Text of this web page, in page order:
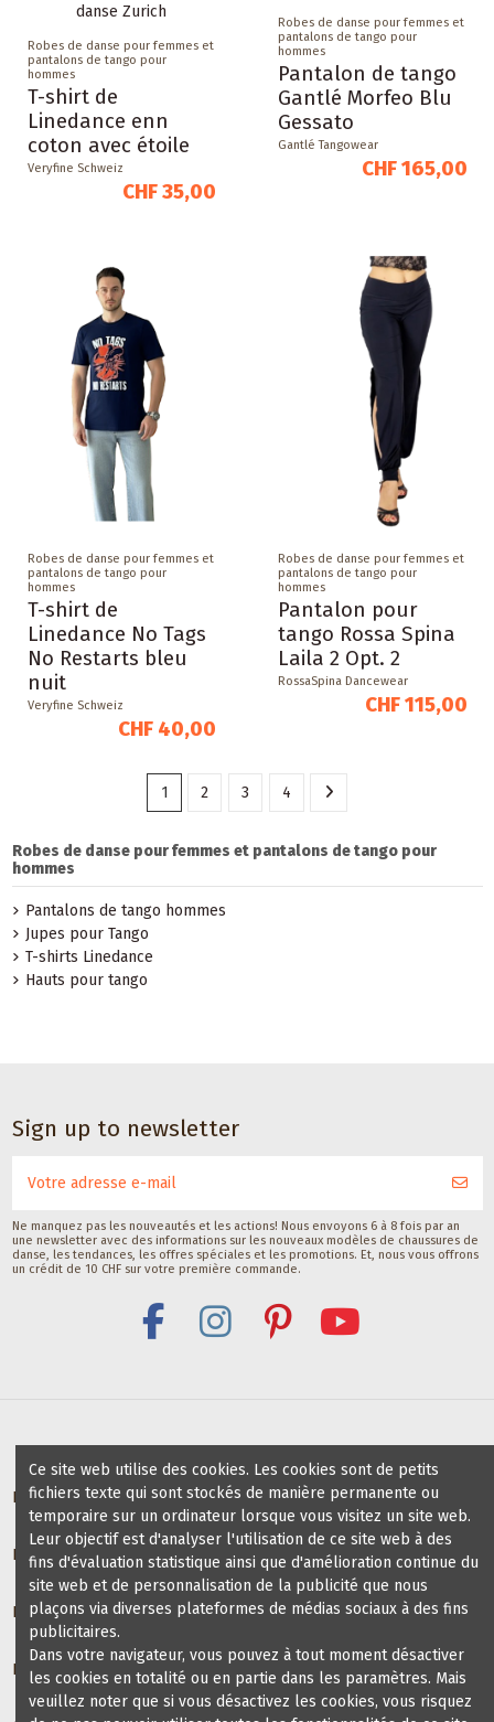
Robes de danse pour femmes et
pantalons de tango pour
hommes
T-shirt de
Linedance enn
coton avec étoile
Veryfine Schweiz
CHF 35,00
Robes de danse pour femmes et
pantalons de tango pour
hommes
Pantalon de tango
Gantlé Morfeo Blu
Gessato
Gantlé Tangowear
CHF 165,00
Robes de danse pour femmes et
pantalons de tango pour
hommes
T-shirt de
Linedance No Tags
No Restarts bleu
nuit
Veryfine Schweiz
CHF 40,00
Robes de danse pour femmes et
pantalons de tango pour
hommes
Pantalon pour
tango Rossa Spina
Laila 2 Opt. 2
RossaSpina Dancewear
CHF 115,00
1 2 3 4
Robes de danse pour femmes et pantalons de tango pour
hommes
Pantalons de tango hommes
Jupes pour Tango
T-shirts Linedance
Hauts pour tango
Sign up to newsletter
Ne manquez pas les nouveautés et les actions! Nous envoyons 6 à 8 fois par an
une newsletter avec des informations sur les nouveaux modèles de chaussures de
danse, les tendances, les offres spéciales et les promotions. Et, nous vous offrons
un crédit de 10 CHF sur votre première commande.
Bénéfices pour profs / groups de danse
Écoles de danse partenaires
Informations
Blog chaussures de danse
Ce site web utilise des cookies. Les cookies sont de petits
fichiers texte qui sont stockés de manière permanente ou
temporaire sur un ordinateur lorsque vous visitez un site web.
Leur objectif est d'analyser l'utilisation de ce site web à des
fins d'évaluation statistique ainsi que d'amélioration continue du
site web et de personnalisation de la publicité que nous
plaçons via diverses plateformes de médias sociaux à des fins
publicitaires.
Dans votre navigateur, vous pouvez à tout moment désactiver
les cookies en totalité ou en partie dans les paramètres. Mais
veuillez noter que si vous désactivez les cookies, vous risquez